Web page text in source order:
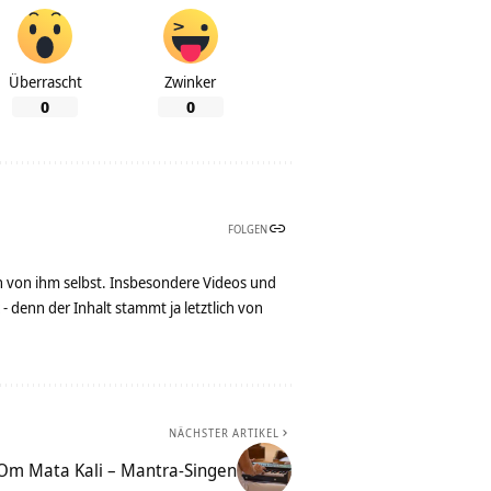
Überrascht
0
Zwinker
0
FOLGEN
ihm selbst. Insbesondere Videos und
denn der Inhalt stammt ja letztlich von
NÄCHSTER ARTIKEL
Mata Kali – Mantra-Singen